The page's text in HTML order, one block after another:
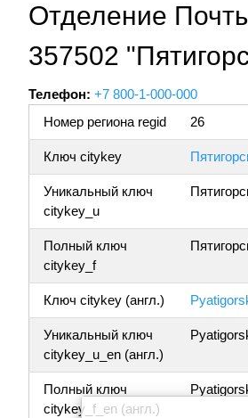
Отделение
357502
Телефон: +7 800-1-000-000
Номер региона regid
26
Ключ citykey
Уникальный ключ
citykey_u
Полный ключ
citykey_f
Ключ citykey (англ.)
Уникальный ключ
citykey_u_en (англ.)
Полный ключ
citykey_f_en (англ.)